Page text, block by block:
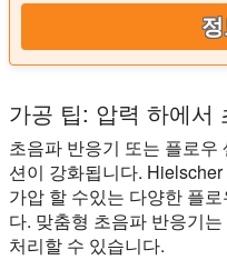
가공 팁: 압력 하에서
초음파 반응기 또는 플로우
션이 강화됩니다.
가압 할 수있는 다양한 플
다. 맞춤형 초음파 반응기
처리할 수 있습니다.